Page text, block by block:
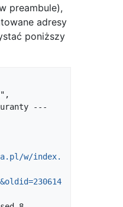
preambule),
adresy
poniższy
w/index.